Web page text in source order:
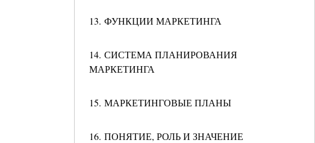
13. ФУНКЦИИ МАРКЕТИНГА
14. СИСТЕМА ПЛАНИРОВАНИЯ
МАРКЕТИНГА
15. МАРКЕТИНГОВЫЕ ПЛАНЫ
16. ПОНЯТИЕ, РОЛЬ И ЗНАЧЕНИЕ